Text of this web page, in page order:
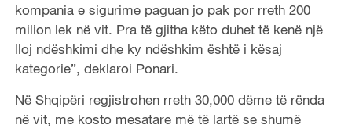
kompania e sigurime paguan jo pak por rreth 200
milion lek në vit. Pra të gjitha këto duhet të kenë një
lloj ndëshkimi dhe ky ndëshkim është i kësaj
kategorie”, deklaroi Ponari.
Në Shqipëri regjistrohen rreth 30,000 dëme të rënda
në vit, me kosto mesatare më të lartë se shumë